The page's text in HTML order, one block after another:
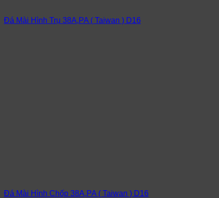
Đá Mài Hình Trụ 38A,PA ( Taiwan ) D16
Đá Mài Hình Chốp 38A,PA ( Taiwan ) D16